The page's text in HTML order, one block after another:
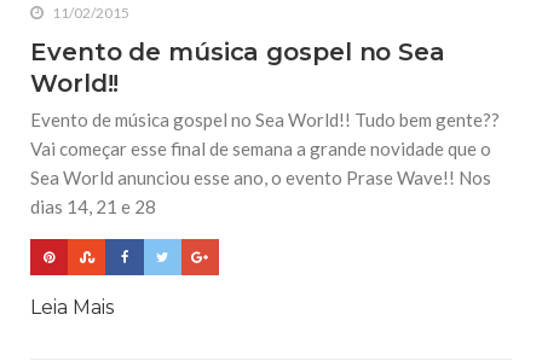
11/02/2015
Evento de música gospel no Sea
World!!
Evento de música gospel no Sea World!! Tudo bem gente??
Vai começar esse final de semana a grande novidade que o
Sea World anunciou esse ano, o evento Prase Wave!! Nos
dias 14, 21 e 28
Leia Mais